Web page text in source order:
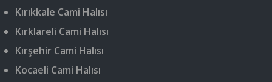
Kırıkkale Cami Halısı
Kırklareli Cami Halısı
Kırşehir Cami Halısı
Kocaeli Cami Halısı